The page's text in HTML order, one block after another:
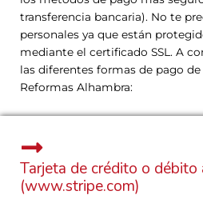
transferencia bancaria). No te
personales ya que están
mediante el certificado SSL. A
las diferentes formas de pago
Reformas Alhambra:
Tarjeta de crédito o débito
(www.stripe.com)